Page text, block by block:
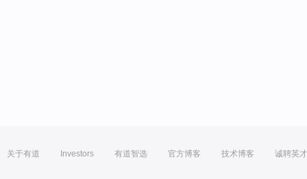
关于有道 Investors 有道智选 官方博客 技术博客 诚聘英才